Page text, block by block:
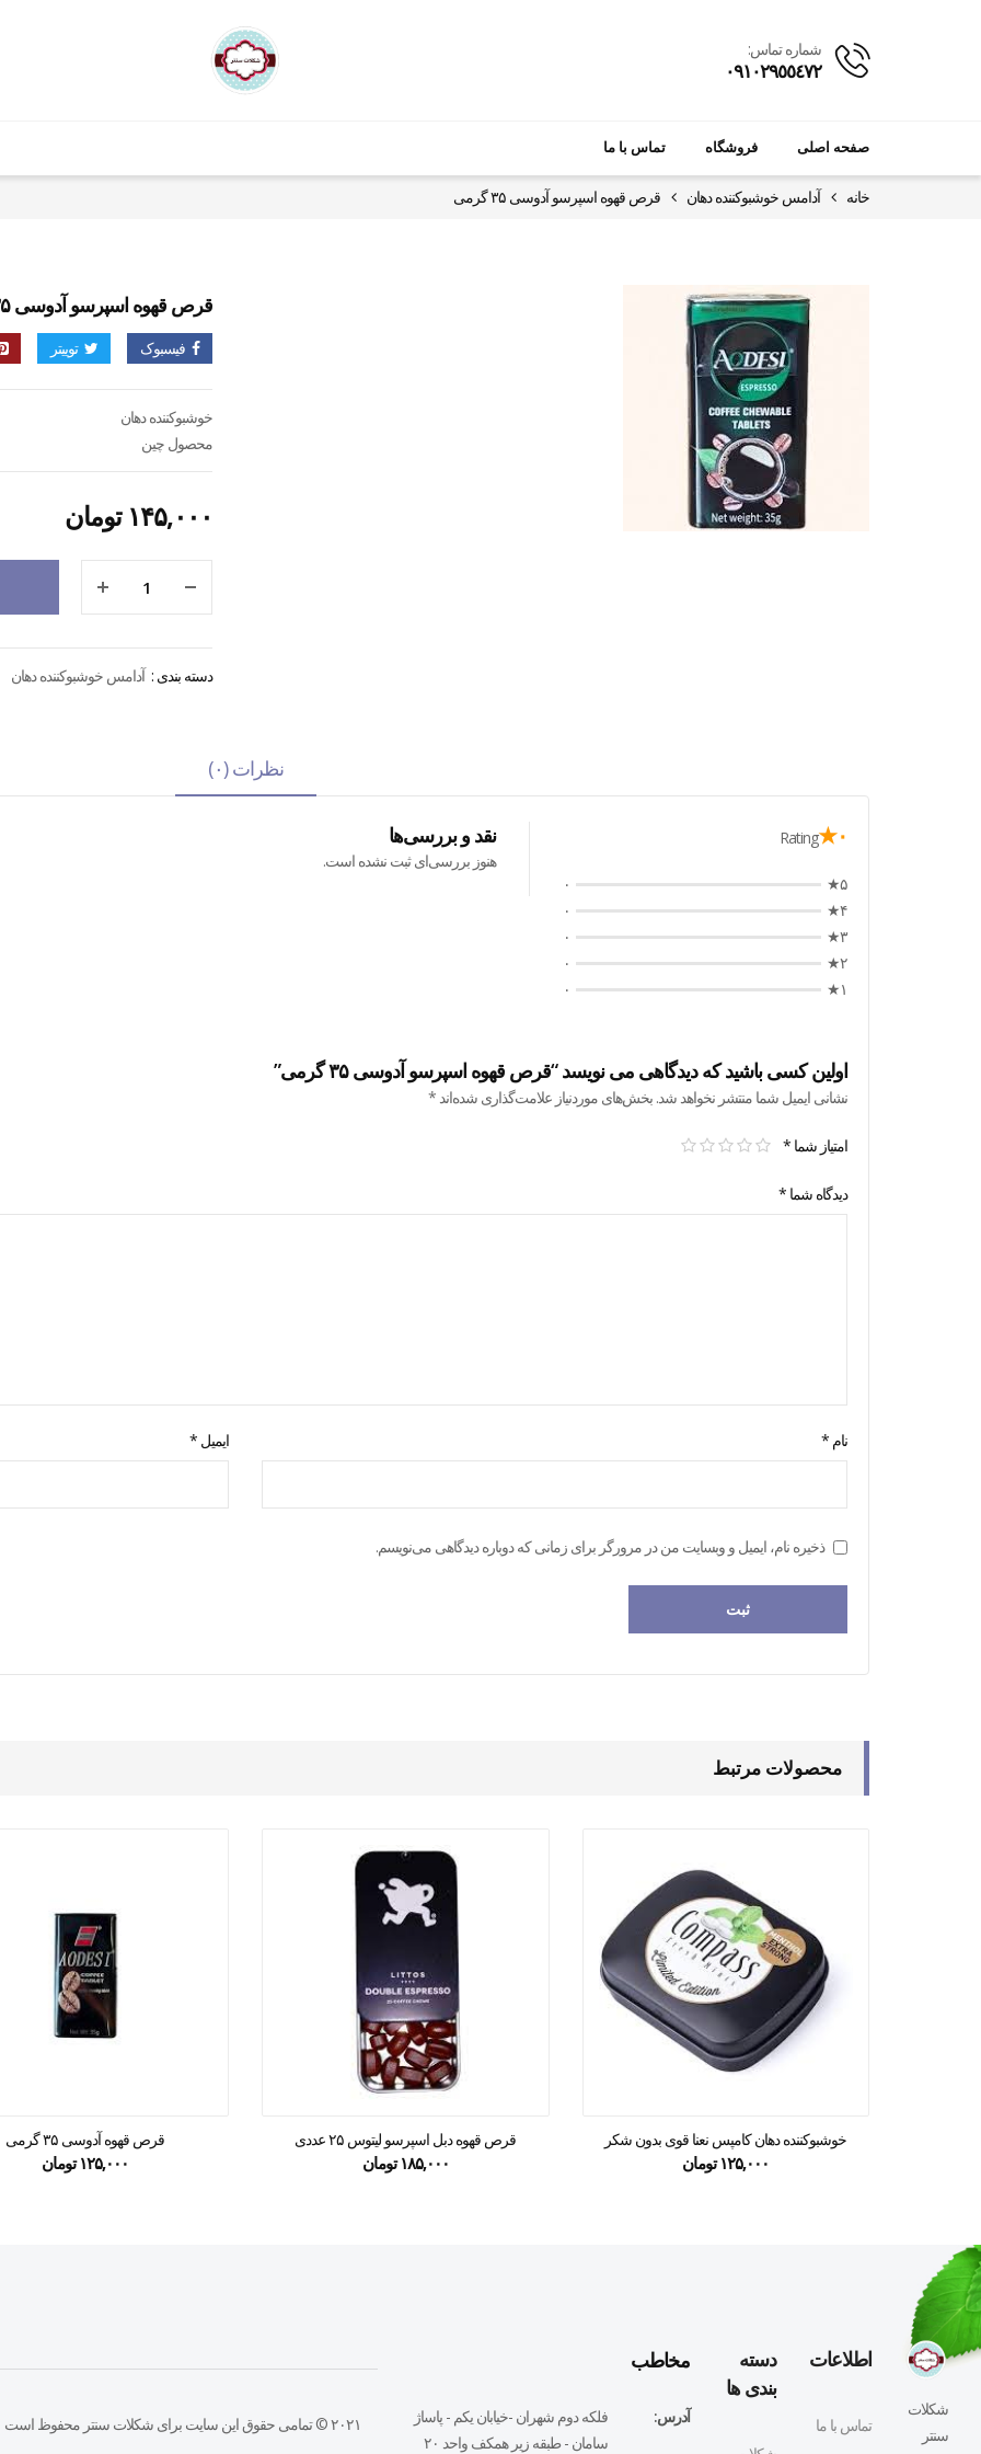
شماره تماس:
٠٩١٠٢٩٥٥٤٧٢
صفحه اصلی فروشگاه تماس با ما
خانه آدامس خوشبوکننده دهان قرص قهوه اسپرسو آدوسی ۳۵ گرمی
قرص قهوه اسپرسو آدوسی ۳۵ گرمی
فیسبوک توییتر
خوشبوکننده دهان
محصول چین
۱۴۵,۰۰۰ تومان
دسته بندی : آدامس خوشبوکننده دهان
نظرات (۰)
۰★ Rating
۵★
۰
۴★
۰
۳★
۰
۲★
۰
۱★
۰
نقد و بررسی‌ها
هنوز بررسی‌ای ثبت نشده است.
اولین کسی باشید که دیدگاهی می نویسد “قرص قهوه اسپرسو آدوسی ۳۵ گرمی”
نشانی ایمیل شما منتشر نخواهد شد. بخش‌های موردنیاز علامت‌گذاری شده‌اند *
امتیاز شما *
دیدگاه شما *
نام * ایمیل *
ذخیره نام، ایمیل و وبسایت من در مرورگر برای زمانی که دوباره دیدگاهی می‌نویسم.
محصولات مرتبط
خوشبوکننده دهان کامپس نعنا قوی بدون شکر
۱۲۵,۰۰۰ تومان
قرص قهوه دبل اسپرسو لیتوس ۲۵ عددی
۱۸۵,۰۰۰ تومان
قرص قهوه آدوسی ۳۵ گرمی
۱۲۵,۰۰۰ تومان
شکلات
سنتر
اطلاعات
تماس با ما
دسته
بندی ها
مخاطب
آدرس:
فلكه دوم شهران -خيابان يكم - پاساژ
سامان - طبقه زير همكف واحد ٢٠
۲۰۲۱ © تمامی حقوق این سایت برای شکلات سنتر محفوظ است